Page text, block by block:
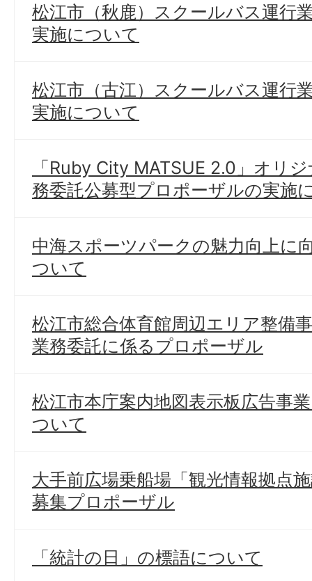
松江市（秋鹿）スクールバス運行
実施について
松江市（古江）スクールバス運行
実施について
「Ruby City MATSUE 2.0」オリ
務委託公募型プロポーザルの実施
中海スポーツパークの魅力向上に
ついて
松江市総合体育館周辺エリア整備
業務委託に係るプロポーザル
松江市本庁案内地図表示板広告事
ついて
大手前広場乗船場「観光情報拠点
募集プロポーザル
「統計の日」の標語について